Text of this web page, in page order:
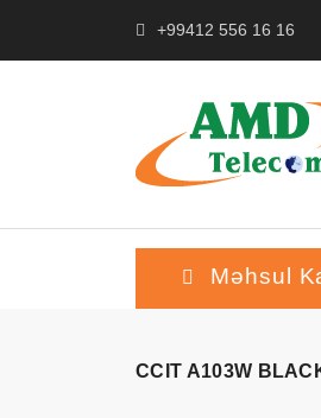
+99412 556 16 16
Məhsul
CCIT A103W